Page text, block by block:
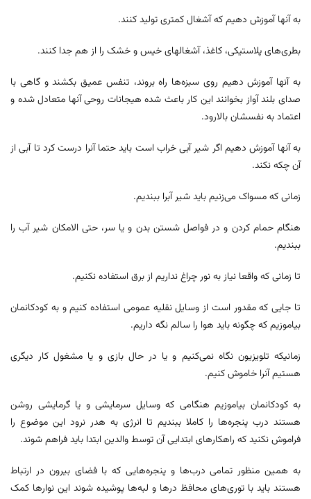
به آنها آموزش دهیم که آشغال کمتری تولید کنند.
بطری‌های پلاستیکی، کاغذ، آشغالهای خیس و خشک را از هم جدا کنند.
به آنها آموزش دهیم روی سبزه‌ها راه بروند، تنفس عمیق بکشند و گاهی با
صدای بلند آواز بخوانند این کار باعث شده هیجانات روحی آنها متعادل شده و
اعتماد به نفسشان بالارود.
به آنها آموزش دهیم اگر شیر آبی خراب است باید حتما آنرا درست کرد تا آبی از
آن چکه نکند.
زمانی که مسواک می‌زنیم باید شیر آبرا ببندیم.
هنگام حمام کردن و در فواصل شستن بدن و یا سر، حتی الامکان شیر آب را
ببندیم.
تا زمانی که واقعا نیاز به نور چراغ نداریم از برق استفاده نکنیم.
تا جایی که مقدور است از وسایل نقلیه عمومی استفاده کنیم و به کودکانمان
بیاموزیم که چگونه باید هوا را سالم نگه داریم.
زمانیکه تلویزیون نگاه نمی‌کنیم و یا در حال بازی و یا مشغول کار دیگری
هستیم آنرا خاموش کنیم.
به کودکانمان بیاموزیم هنگامی که وسایل سرمایشی و یا گرمایشی روشن
هستند درب پنجره‌ها را کاملا ببندیم تا انرژی به هدر نرود این موضوع را
فراموش نکنید که راهکارهای ابتدایی آن توسط والدین ابتدا باید فراهم شوند.
به همین منظور تمامی درب‌ها و پنجره‌هایی که با فضای بیرون در ارتباط
هستند باید با توری‌های محافظ درها و لبه‌ها پوشیده شوند این نوارها کمک